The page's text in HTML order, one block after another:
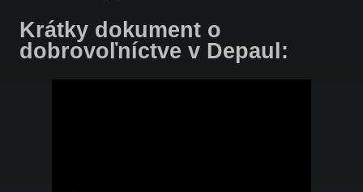
Krátky dokument o
dobrovoľníctve v Depaul: